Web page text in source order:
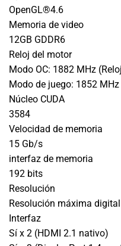
OpenGL®4.6
Memoria de video
12GB GDDR6
Reloj del motor
Modo OC: 1882 MHz
Modo de juego: 1852
Núcleo CUDA
3584
Velocidad de memoria
15 Gb/s
interfaz de memoria
192 bits
Resolución
Resolución máxima
Interfaz
Sí x 2 (HDMI 2.1 nativo)